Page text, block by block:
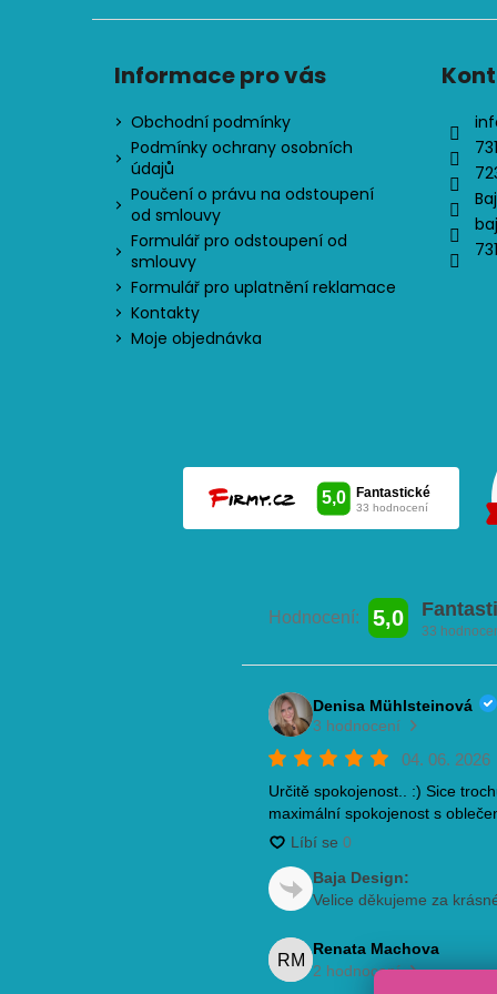
Informace pro vás
Obchodní podmínky
Podmínky ochrany osobních
údajů
Poučení o právu na odstoupení
od smlouvy
Formulář pro odstoupení od
smlouvy
Formulář pro uplatnění reklamace
Kontakty
Moje objednávka